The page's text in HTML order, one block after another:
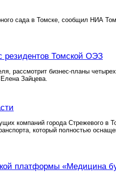
сада в Томске, сообщил НИА
резидентов Томской ОЭЗ
рассмотрит бизнес-планы
Зайцева.
компаний города Стрежевого в
который полностью
платформы «Медицина